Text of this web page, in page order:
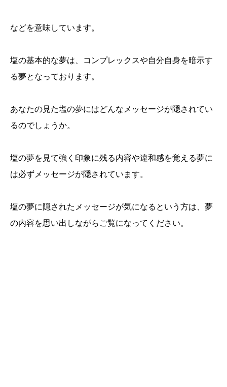
などを意味しています。
塩の基本的な夢は、コンプレックスや自分自身を暗示す
る夢となっております。
あなたの見た塩の夢にはどんなメッセージが隠されてい
るのでしょうか。
塩の夢を見て強く印象に残る内容や違和感を覚える夢に
は必ずメッセージが隠されています。
塩の夢に隠されたメッセージが気になるという方は、夢
の内容を思い出しながらご覧になってください。